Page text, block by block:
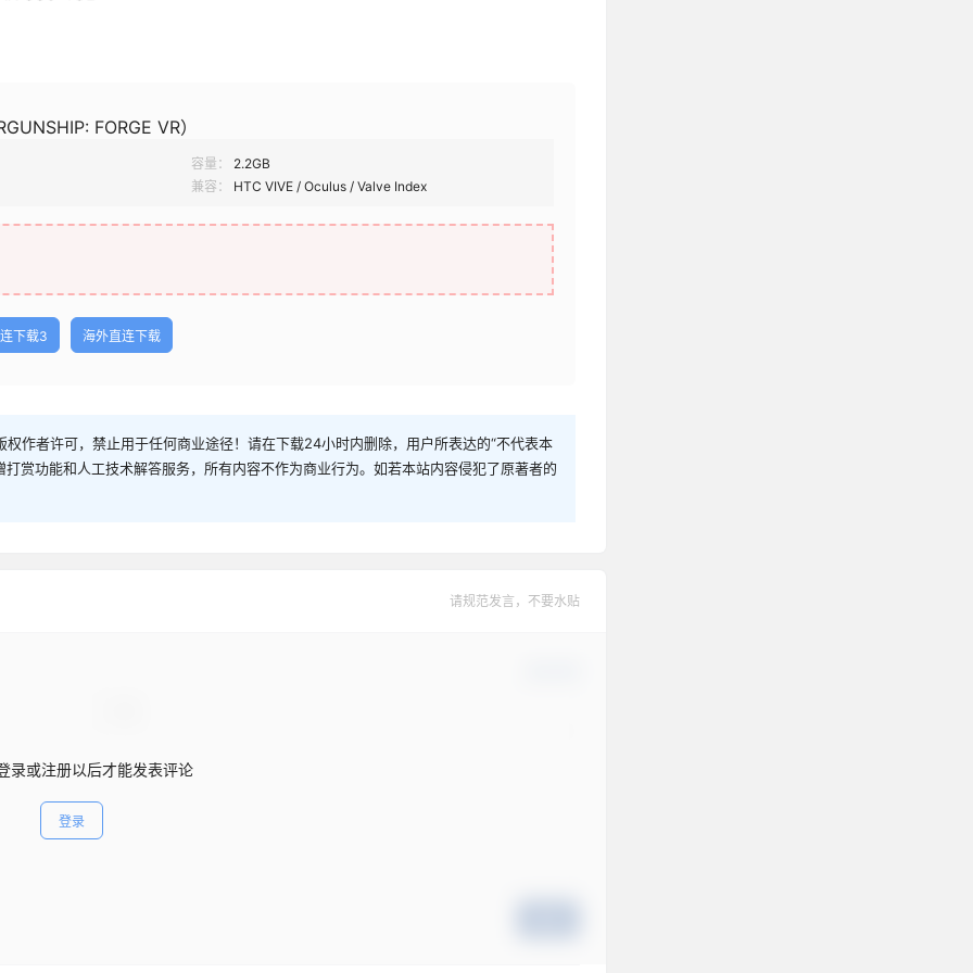
FORGE VR）
容量：
2.2GB
兼容：
HTC VIVE / Oculus / Valve Index
下载3 海外直连下载
作者许可，禁止用于任何商业途径！请在下载24小时内删除，用户所表达的“不代表本
赏功能和人工技术解答服务，所有内容不作为商业行为。如若本站内容侵犯了原著者的
请规范发言，不要水贴
录或注册以后才能发表评论
登录